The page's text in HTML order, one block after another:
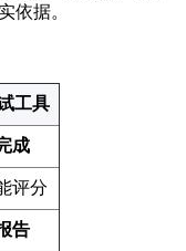
依据。
工具
成
评分
告